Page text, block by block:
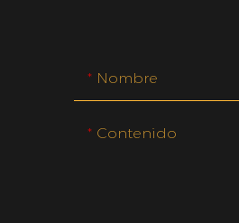
Nombre
Contenido